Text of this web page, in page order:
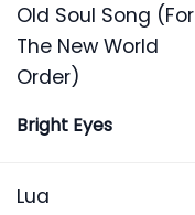
Old Soul Song (For
The New World
Order)
Bright Eyes
Lua